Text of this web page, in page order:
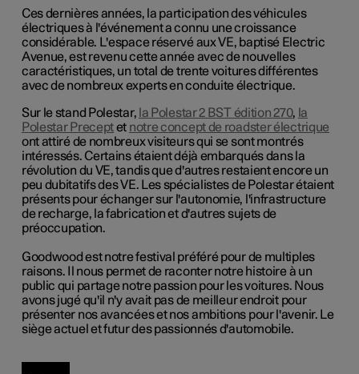
Ces dernières années, la participation des véhicules
électriques à l'événement a connu une croissance
considérable. L'espace réservé aux VE, baptisé Electric
Avenue, est revenu cette année avec de nouvelles
caractéristiques, un total de trente voitures différentes
avec de nombreux experts en conduite électrique.
Sur le stand Polestar, la Polestar 2 BST édition 270, la
Polestar Preceptet notre concept de roadster électrique
ont attiré de nombreux visiteurs qui se sont montrés
intéressés. Certains étaient déjà embarqués dans la
révolution du VE, tandis que d'autres restaient encore un
peu dubitatifs des VE. Les spécialistes de Polestar étaient
présents pour échanger sur l'autonomie, l'infrastructure
de recharge, la fabrication et d'autres sujets de
préoccupation.
Goodwood est notre festival préféré pour de multiples
raisons. Il nous permet de raconter notre histoire à un
public qui partage notre passion pour les voitures. Nous
avons jugé qu'il n'y avait pas de meilleur endroit pour
présenter nos avancées et nos ambitions pour l'avenir. Le
siège actuel et futur des passionnés d'automobile.